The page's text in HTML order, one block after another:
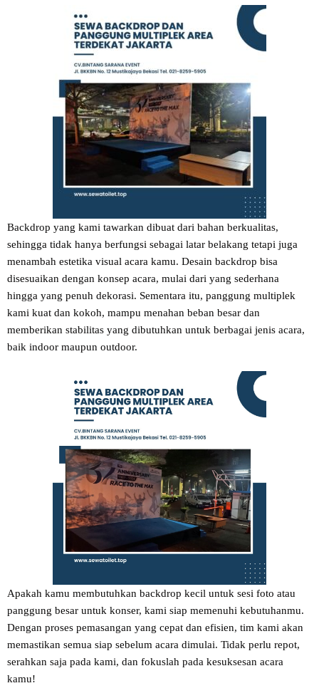
Backdrop yang kami tawarkan dibuat dari bahan berkualitas,
sehingga tidak hanya berfungsi sebagai latar belakang tetapi juga
menambah estetika visual acara kamu. Desain backdrop bisa
disesuaikan dengan konsep acara, mulai dari yang sederhana
hingga yang penuh dekorasi. Sementara itu, panggung multiplek
kami kuat dan kokoh, mampu menahan beban besar dan
memberikan stabilitas yang dibutuhkan untuk berbagai jenis acara,
baik indoor maupun outdoor.
Apakah kamu membutuhkan backdrop kecil untuk sesi foto atau
panggung besar untuk konser, kami siap memenuhi kebutuhanmu.
Dengan proses pemasangan yang cepat dan efisien, tim kami akan
memastikan semua siap sebelum acara dimulai. Tidak perlu repot,
serahkan saja pada kami, dan fokuslah pada kesuksesan acara
kamu!